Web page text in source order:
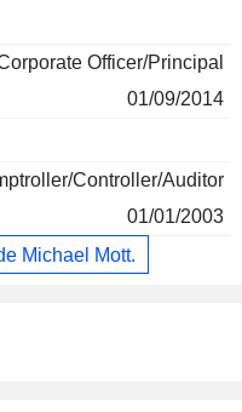
Officer/Principal
01/09/2014
Controller/Auditor
01/01/2003
Michael Mott.